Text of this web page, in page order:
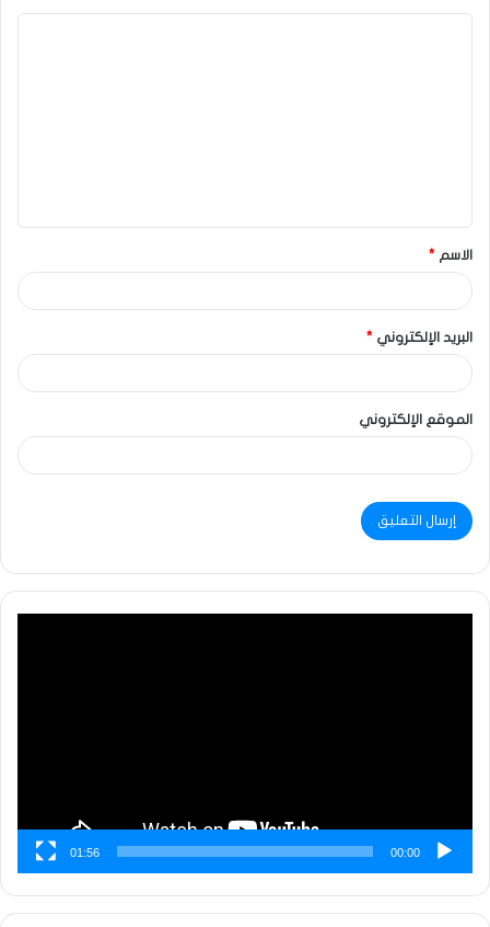
الاسم *
البريد الإلكتروني *
الموقع الإلكتروني
00:00
01:56